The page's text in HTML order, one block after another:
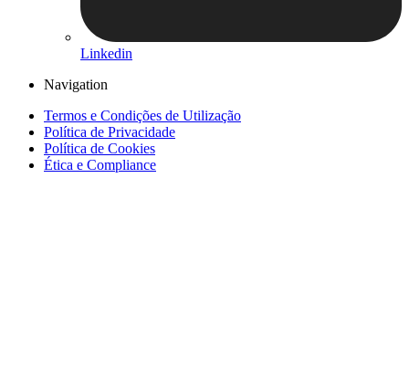
Linkedin
Navigation
Termos e Condições de Utilização
Política de Privacidade
Política de Cookies
Ética e Compliance